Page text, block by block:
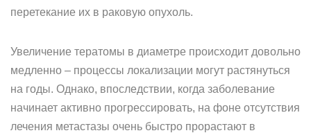
перетекание их в раковую опухоль.
Увеличение тератомы в диаметре происходит довольно
медленно – процессы локализации могут растянуться
на годы. Однако, впоследствии, когда заболевание
начинает активно прогрессировать, на фоне отсутствия
лечения метастазы очень быстро прорастают в